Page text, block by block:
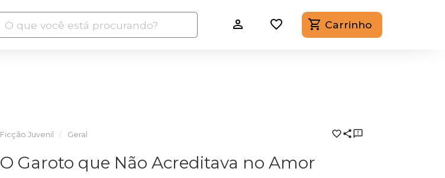
Carrinho
Ficção Juvenil Geral
O Garoto que Não Acreditava no Amor